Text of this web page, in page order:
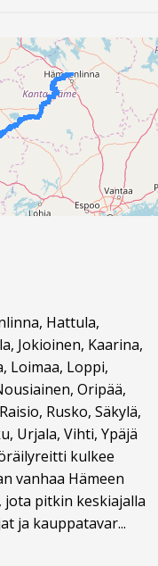
Hattula,
Jokioinen, Kaarina,
Loimaa, Loppi,
Oripää,
Rusko, Säkylä,
Urjala, Vihti, Ypäjä
kulkee
vanhaa Hämeen
pitkin keskiajalla
ja kauppatavar...